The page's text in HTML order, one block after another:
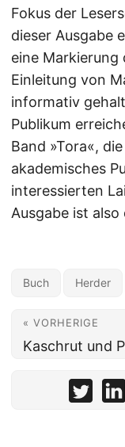
Fokus der
dieser Ausgabe
eine
Einleitung von
informativ
Publikum
Band »Tora«,
akademisches
interessierten
Ausgabe ist also
Buch Herder
« VORHERIGE
Kaschrut und